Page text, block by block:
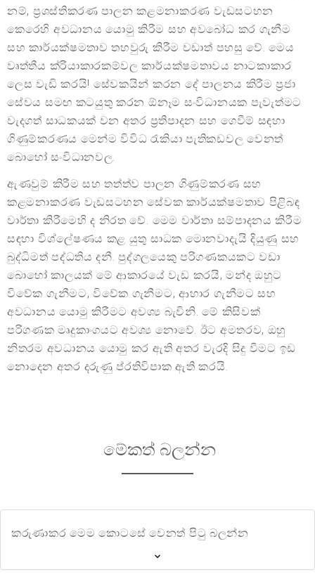
නම්, ප්‍රශස්තිකරණ පාලන කළමනාකරණ වැඩසටහන
කෙරෙහි අවධානය යොමු කිරීම සහ අවබෝධ කර ගැනීම
සහ කාර්යක්ෂමතාව තහවුරු කිරීම වඩාත් පහසු වේ. මෙය
වෘත්තීය ක්රියාකාරකම්වල කාර්යක්ෂමතාවය නාටකාකාර
ලෙස වැඩි කරයි! සේවකයින් කරන දේ පාලනය කිරීම ප්‍රජා
සේවය සමඟ කටයුතු කරන ඕනෑම සංවිධානයක පැවැත්මට
වැදගත් සාධකයක් වන අතර ප්‍රතිපාදන සහ ගෙවීම් සඳහා
ගිණුම්කරණය මෙන්ම විවිධ රැකියා පැතිකඩවල වෙනත්
බොහෝ සංවිධානවල.
ඇණවුම් කිරීම සහ තත්ත්ව පාලන ගිණුම්කරණ සහ
කළමනාකරණ වැඩසටහන සේවක කාර්යක්ෂමතාව පිළිබඳ
වාර්තා කිරීමෙහි ද නිරත වේ. මෙම වාර්තා සම්පාදනය කිරීම
සඳහා විශ්ලේෂණය කළ යුතු සාධක මොනවාදැයි දියුණු සහ
බුද්ධිමත් පද්ධතිය දනී. පුද්ගලයෙකු පරිගණකයකට වඩා
බොහෝ කාලයක් මේ ආකාරයේ වැඩ කරයි, මන්ද ඔහුට
විවේක ගැනීමට, විවේක ගැනීමට, ආහාර ගැනීමට සහ
අවධානය යොමු කිරීමට අවශ්‍ය බැවිනි. මේ කිසිවක්
පරිගණක මෘදුකාංගයට අවශ්‍ය නොවේ. ඊට අමතරව, ඔහු
නිතරම අවධානය යොමු කර ඇති අතර වැරදි සිදු වීමට ඉඩ
නොදෙන අතර දරුණු ප්රතිවිපාක ඇති කරයි.
මේකත් බලන්න
කරුණාකර මෙම කොටසේ වෙනත් පිටු බලන්න